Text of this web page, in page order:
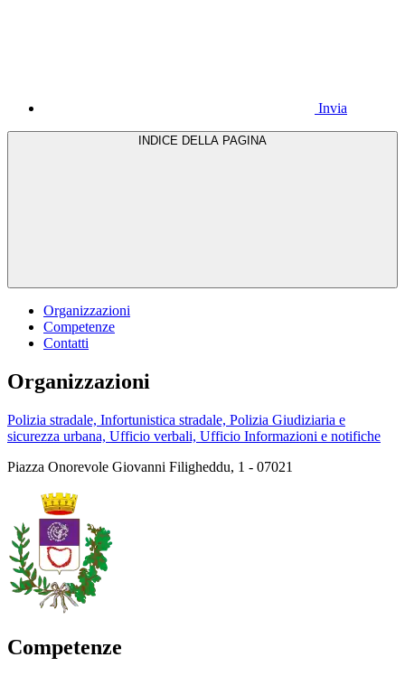
Invia
Organizzazioni
Competenze
Contatti
Organizzazioni
Polizia stradale, Infortunistica stradale, Polizia Giudiziaria e
sicurezza urbana, Ufficio verbali, Ufficio Informazioni e notifiche
Piazza Onorevole Giovanni Filigheddu, 1 - 07021
Competenze